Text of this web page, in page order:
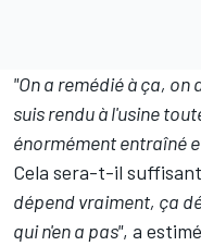
"On a remédié à ça,
suis rendu à l'usine
énormément entraîné
Cela sera-t-il
dépend vraiment, ça
qui n'en a pas", a